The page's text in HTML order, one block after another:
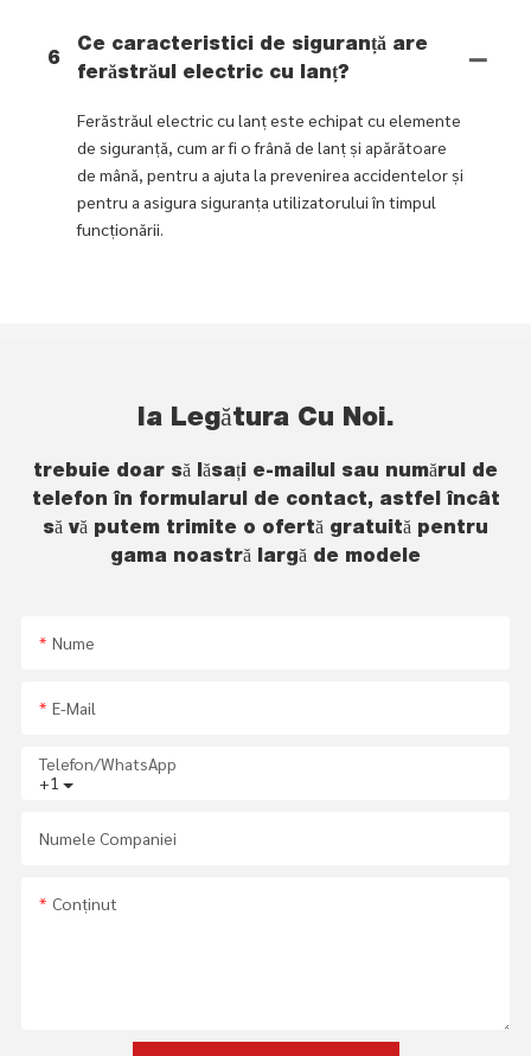
6
Ce caracteristici de siguranță are
ferăstrăul electric cu lanț?
Ferăstrăul electric cu lanț este echipat cu elemente
de siguranță, cum ar fi o frână de lanț și apărătoare
de mână, pentru a ajuta la prevenirea accidentelor și
pentru a asigura siguranța utilizatorului în timpul
funcționării.
Ia Legătura Cu Noi.
trebuie doar să lăsați e-mailul sau numărul de
telefon în formularul de contact, astfel încât
să vă putem trimite o ofertă gratuită pentru
gama noastră largă de modele
Nume
E-Mail
+1
Telefon/WhatsApp
Numele Companiei
Conţinut